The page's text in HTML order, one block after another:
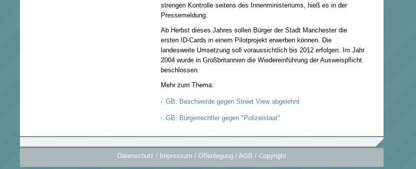
strengen Kontrolle seitens des Innenministeriums, hieß es in der
Pressemeldung.
Ab Herbst dieses Jahres sollen Bürger der Stadt Manchester die
ersten ID-Cards in einem Pilotprojekt erwerben können. Die
landesweite Umsetzung soll voraussichtlich bis 2012 erfolgen. Im Jahr
2004 wurde in Großbritannien die Wiedereinführung der Ausweispflicht
beschlossen.
Mehr zum Thema:
GB: Beschwerde gegen Street View abgelehnt
GB: Bürgerrechtler gegen "Polizeistaat"
Datenschutz / Impressum / Offenlegung / AGB / Copyright